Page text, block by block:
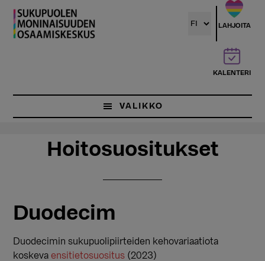
Hyppää
pääsisältöön
Hyppää
ensisijaiseen
sivupalkkiin
LAHJOITA
KALENTERI
VALIKKO
Hoitosuositukset
Duodecim
Duodecimin sukupuolipiirteiden kehovariaatiota
koskevaensitietosuositus (2023)